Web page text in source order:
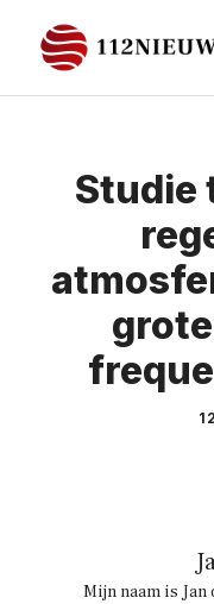
naar
de
Studie
Mijn naam is Jan